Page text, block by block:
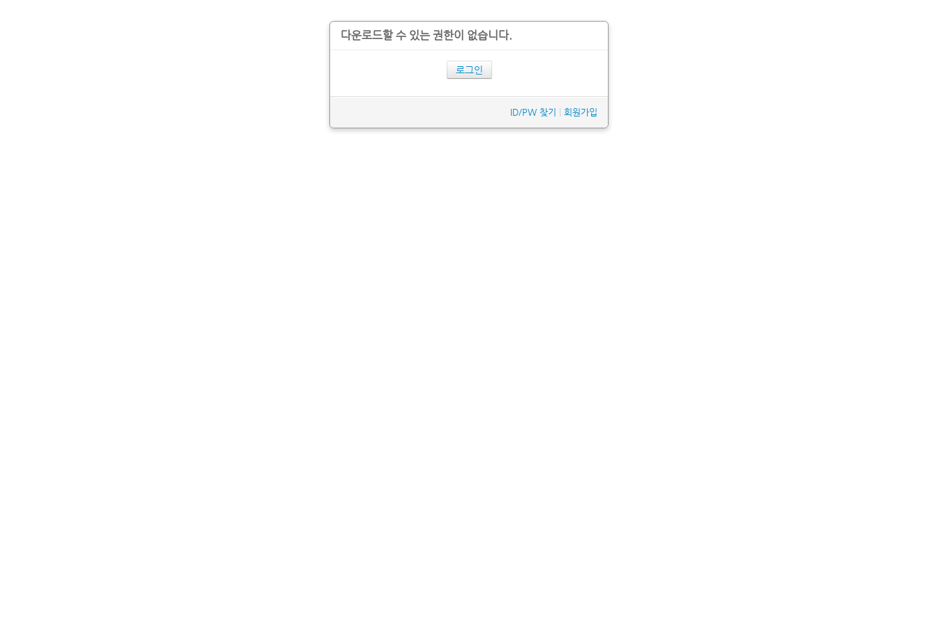
다운로드할 수 있는 권한이 없습니다.
로그인
ID/PW 찾기 회원가입